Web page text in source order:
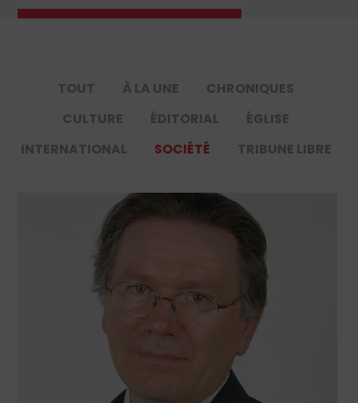
TOUT À LA UNE
CHRONIQUES
CULTURE
ÉDITORIAL
ÉGLISE
INTERNATIONAL
SOCIÉTÉ TRIBUNE LIBRE